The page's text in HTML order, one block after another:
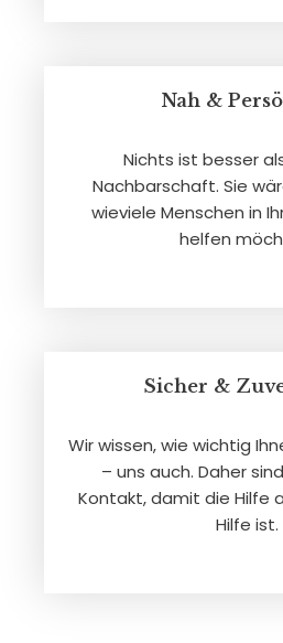
Nah &
Nichts ist besser
Nachbarschaft. Sie
wieviele Menschen in
helfen
Sicher &
Wir wissen, wie wichtig
– uns auch. Daher
Kontakt, damit die Hilfe
Hilfe ist.